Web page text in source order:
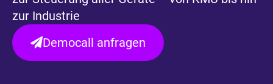
zur Industrie
Democall anfragen